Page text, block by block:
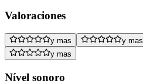
Valoraciones
y mas y mas
y mas
Nível sonoro